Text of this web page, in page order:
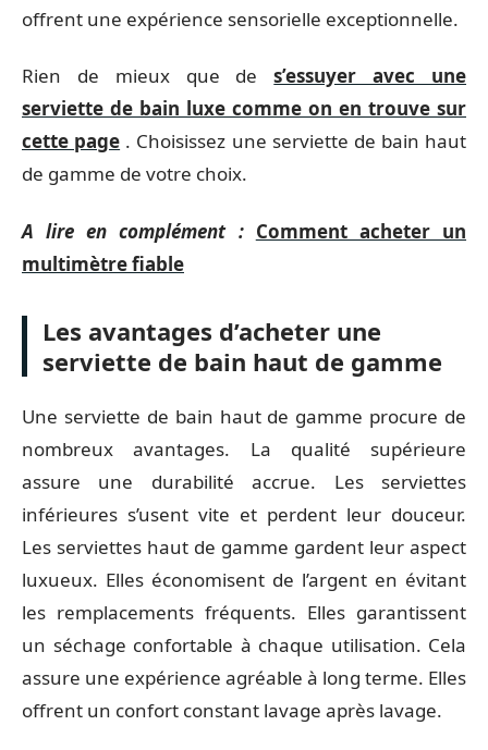
offrent une expérience sensorielle exceptionnelle.
Rien de mieux que des’essuyer avec une
serviette de bain luxe comme on en trouve sur
cette page . Choisissez une serviette de bain haut
de gamme de votre choix.
A lire en complément : Comment acheter un
multimètre fiable
Les avantages d’acheter une
serviette de bain haut de gamme
Une serviette de bain haut de gamme procure de
nombreux avantages. La qualité supérieure
assure une durabilité accrue. Les serviettes
inférieures s’usent vite et perdent leur douceur.
Les serviettes haut de gamme gardent leur aspect
luxueux. Elles économisent de l’argent en évitant
les remplacements fréquents. Elles garantissent
un séchage confortable à chaque utilisation. Cela
assure une expérience agréable à long terme. Elles
offrent un confort constant lavage après lavage.